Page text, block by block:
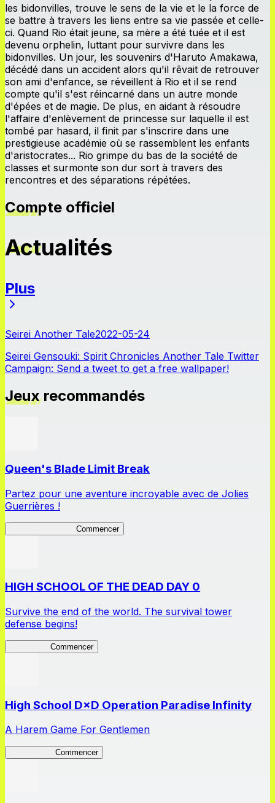
les bidonvilles, trouve le sens de la vie et le la force de
se battre à travers les liens entre sa vie passée et celle-
ci. Quand Rio était jeune, sa mère a été tuée et il est
devenu orphelin, luttant pour survivre dans les
bidonvilles. Un jour, les souvenirs d'Haruto Amakawa,
décédé dans un accident alors qu'il rêvait de retrouver
son ami d'enfance, se réveillent à Rio et il se rend
compte qu'il s'est réincarné dans un autre monde
d'épées et de magie. De plus, en aidant à résoudre
l'affaire d'enlèvement de princesse sur laquelle il est
tombé par hasard, il finit par s'inscrire dans une
prestigieuse académie où se rassemblent les enfants
d'aristocrates... Rio grimpe du bas de la société de
classes et surmonte son dur sort à travers des
rencontres et des séparations répétées.
Compte officiel
Actualités
Plus
Seirei Another Tale2022-05-24
Seirei Gensouki: Spirit Chronicles Another Tale Twitter
Campaign: Send a tweet to get a free wallpaper!
Jeux recommandés
Queen's Blade Limit Break
Partez pour une aventure incroyable avec de Jolies
Guerrières !
Commencer
HIGH SCHOOL OF THE DEAD DAY 0
Survive the end of the world. The survival tower
defense begins!
Commencer
High School D×D Operation Paradise Infinity
A Harem Game For Gentlemen
Commencer